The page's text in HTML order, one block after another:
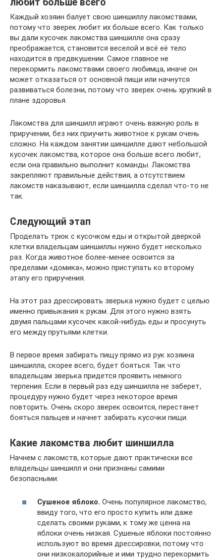
Каждый хозяин балует свою шиншиллу лакомствами,
потому что зверек любит их больше всего. Как только
вы дали кусочек лакомства шиншилле она сразу
преображается, становится веселой и всё её тело
находится в предвкушении. Самое главное не
перекормить лакомствами своего любимца, иначе он
может отказаться от основной пищи или начнутся
развиваться болезни, потому что зверек очень хрупкий в
плане здоровья.
Лакомства для шиншилл играют очень важную роль в
приручении, без них приучить животное к рукам очень
сложно. На каждом занятии шиншилле дают небольшой
кусочек лакомства, которое она больше всего любит,
если она правильно выполнит команды. Лакомства
закрепляют правильные действия, а отсутствием
лакомств наказывают, если шиншилла сделал что-то не
так.
Следующий этап
Проделать трюк с кусочком еды и открытой дверкой
клетки владельцам шиншиллы нужно будет несколько
раз. Когда животное более-менее освоится за
пределами «домика», можно приступать ко второму
этапу его приручения.
На этот раз дрессировать зверька нужно будет с целью
именно привыкания к рукам. Для этого нужно взять
двумя пальцами кусочек какой-нибудь еды и просунуть
его между прутьями клетки.
В первое время забирать пищу прямо из рук хозяина
шиншилла, скорее всего, будет бояться. Так что
владельцам зверька придется проявить немного
терпения. Если в первый раз еду шиншилла не заберет,
процедуру нужно будет через некоторое время
повторить. Очень скоро зверек освоится, перестанет
бояться пальцев и начнет забирать кусочки пищи.
Какие лакомства любит шиншилла
Начнем с лакомств, которые дают практически все
владельцы шиншилл и они признаны самими
безопасными:
Сушеное яблоко. Очень популярное лакомство,
ввиду того, что его просто купить или даже
сделать своими руками, к тому же ценна на
яблоки очень низкая. Сушеные яблоки постоянно
используют во время дрессировки, потому что
они низкокалорийные и ими трудно перекормить